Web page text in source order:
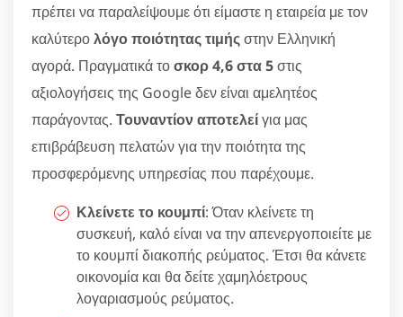
πρέπει να παραλείψουμε ότι είμαστε η εταιρεία με τον
καλύτερολόγο ποιότητας τιμήςστην Ελληνική
αγορά. Πραγματικά τοσκορ 4,6 στα 5στις
αξιολογήσεις της Google δεν είναι αμελητέος
παράγοντας. Τουναντίον αποτελείγια μας
επιβράβευση πελατών για την ποιότητα της
προσφερόμενης υπηρεσίας που παρέχουμε.
Κλείνετε το κουμπί: Όταν κλείνετε τη
συσκευή, καλό είναι να την απενεργοποιείτε με
το κουμπί διακοπής ρεύματος. Έτσι θα κάνετε
οικονομία και θα δείτε χαμηλόετρους
λογαριασμούς ρεύματος.